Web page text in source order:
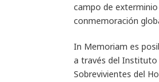
campo de
conmemoración
In Memoriam es
a través del Instituto
Sobrevivientes del